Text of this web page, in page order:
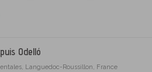
Odelló
Languedoc-Roussillon, France